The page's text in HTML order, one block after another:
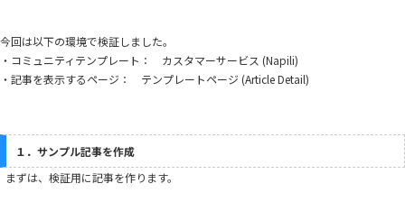
今回は以下の環境で検証しました。
・コミュニティテンプレート： カスタマーサービス (Napili)
・記事を表示するページ： テンプレートページ (Article Detail)
１．サンプル記事を作成
まずは、検証用に記事を作ります。